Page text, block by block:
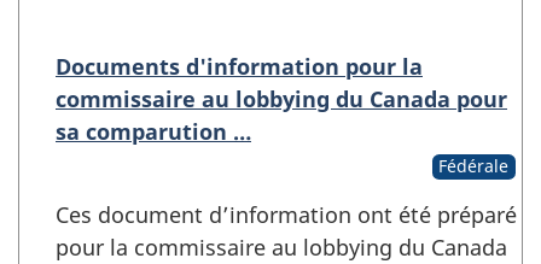
Documents d'information pour la
commissaire au lobbying du Canada pour
sa comparution …
Fédérale
Ces document d’information ont été préparé
pour la commissaire au lobbying du Canada